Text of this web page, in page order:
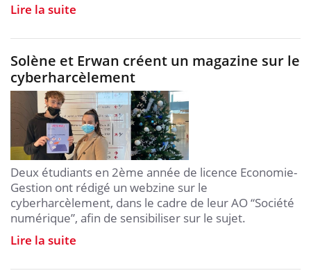
Lire la suite
Solène et Erwan créent un magazine sur le
cyberharcèlement
Deux étudiants en 2ème année de licence Economie-
Gestion ont rédigé un webzine sur le
cyberharcèlement, dans le cadre de leur AO “Société
numérique”, afin de sensibiliser sur le sujet.
Lire la suite